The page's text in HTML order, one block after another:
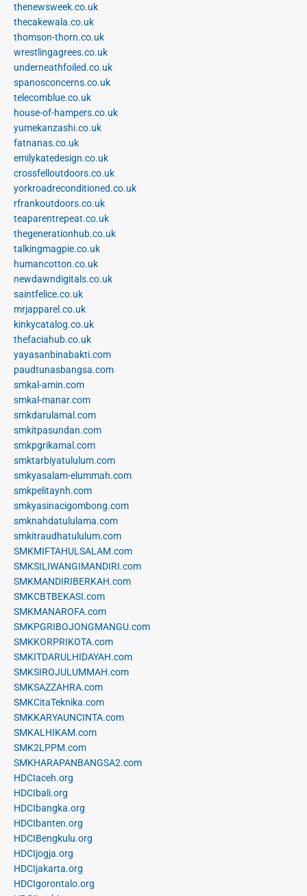
thenewsweek.co.uk
thecakewala.co.uk
thomson-thorn.co.uk
wrestlingagrees.co.uk
underneathfoiled.co.uk
spanosconcerns.co.uk
telecomblue.co.uk
house-of-hampers.co.uk
yumekanzashi.co.uk
fatnanas.co.uk
emilykatedesign.co.uk
crossfelloutdoors.co.uk
yorkroadreconditioned.co.uk
rfrankoutdoors.co.uk
teaparentrepeat.co.uk
thegenerationhub.co.uk
talkingmagpie.co.uk
humancotton.co.uk
newdawndigitals.co.uk
saintfelice.co.uk
mrjapparel.co.uk
kinkycatalog.co.uk
thefaciahub.co.uk
yayasanbinabakti.com
paudtunasbangsa.com
smkal-amin.com
smkal-manar.com
smkdarulamal.com
smkitpasundan.com
smkpgrikamal.com
smktarbiyatululum.com
smkyasalam-elummah.com
smkpelitaynh.com
smkyasinacigombong.com
smknahdatululama.com
smkitraudhatululum.com
SMKMIFTAHULSALAM.com
SMKSILIWANGIMANDIRI.com
SMKMANDIRIBERKAH.com
SMKCBTBEKASI.com
SMKMANAROFA.com
SMKPGRIBOJONGMANGU.com
SMKKORPRIKOTA.com
SMKITDARULHIDAYAH.com
SMKSIROJULUMMAH.com
SMKSAZZAHRA.com
SMKCitaTeknika.com
SMKKARYAUNCINTA.com
SMKALHIKAM.com
SMK2LPPM.com
SMKHARAPANBANGSA2.com
HDCIaceh.org
HDCIbali.org
HDCIbangka.org
HDCIbanten.org
HDCIBengkulu.org
HDCIjogja.org
HDCIjakarta.org
HDCIgorontalo.org